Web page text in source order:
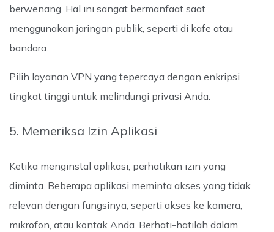
berwenang. Hal ini sangat bermanfaat saat
menggunakan jaringan publik, seperti di kafe atau
bandara.
Pilih layanan VPN yang tepercaya dengan enkripsi
tingkat tinggi untuk melindungi privasi Anda.
5. Memeriksa Izin Aplikasi
Ketika menginstal aplikasi, perhatikan izin yang
diminta. Beberapa aplikasi meminta akses yang tidak
relevan dengan fungsinya, seperti akses ke kamera,
mikrofon, atau kontak Anda. Berhati-hatilah dalam